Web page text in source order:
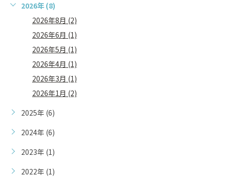
2026年 (8)
2026年8月 (2)
2026年6月 (1)
2026年5月 (1)
2026年4月 (1)
2026年3月 (1)
2026年1月 (2)
2025年 (6)
2024年 (6)
2023年 (1)
2022年 (1)